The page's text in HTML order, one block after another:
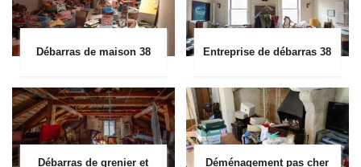
Débarras de maison 38 Entreprise de débarras 38
Débarras de grenier et Déménagement pas cher